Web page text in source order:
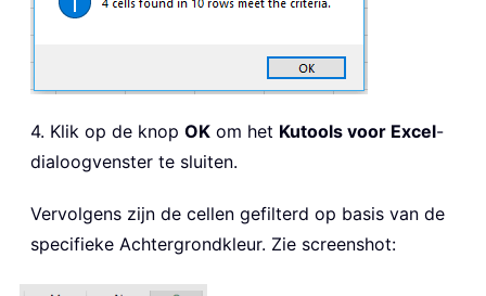
4. Klik op de knop OK om het Kutools voor Excel-
dialoogvenster te sluiten.
Vervolgens zijn de cellen gefilterd op basis van de
specifieke Achtergrondkleur. Zie screenshot: